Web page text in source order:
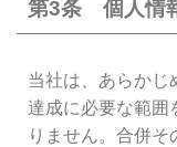
第3条 個人情
当社は、あらかじ
達成に必要な範囲
りません。合併そ